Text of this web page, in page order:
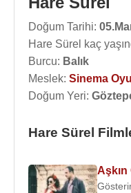
Doğum Tarihi:
Hare Sürel kaç
Burcu: Balık
Meslek: Sinema
Doğum Yeri:
Hare Sürel
Aşkın